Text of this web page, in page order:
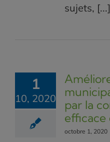
sujets, [...]
1
10, 2020
par la
efficace
octobre 1, 2020